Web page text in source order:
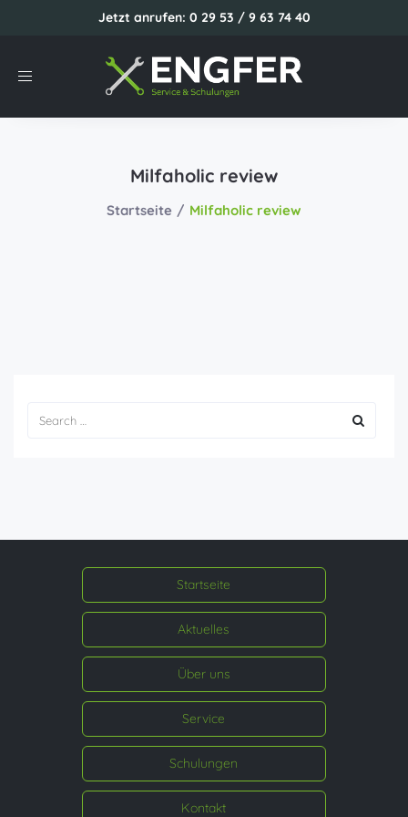
Jetzt anrufen: 0 29 53 / 9 63 74 40
Toggle
Milfaholic review
Startseite Milfaholic review
Startseite
Aktuelles
Über uns
Service
Schulungen
Kontakt